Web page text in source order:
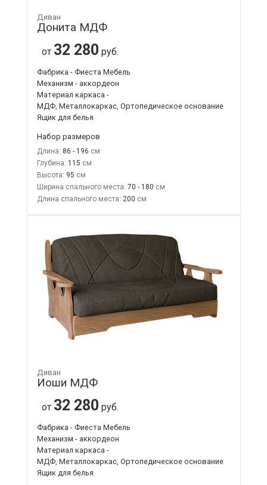
Диван
Донита МДФ
от 32 280 руб.
Фабрика - Фиеста Мебель
Механизм - аккордеон
Материал каркаса -
МДФ, Металлокаркас, Ортопедическое основание
Ящик для белья
Набор размеров
Длина: 86 - 196
Глубина: 115
Высота: 95
Ширина спального места: 70 - 180
Длина спального места: 200
Диван
Иоши МДФ
от 32 280 руб.
Фабрика - Фиеста Мебель
Механизм - аккордеон
Материал каркаса -
МДФ, Металлокаркас, Ортопедическое основание
Ящик для белья